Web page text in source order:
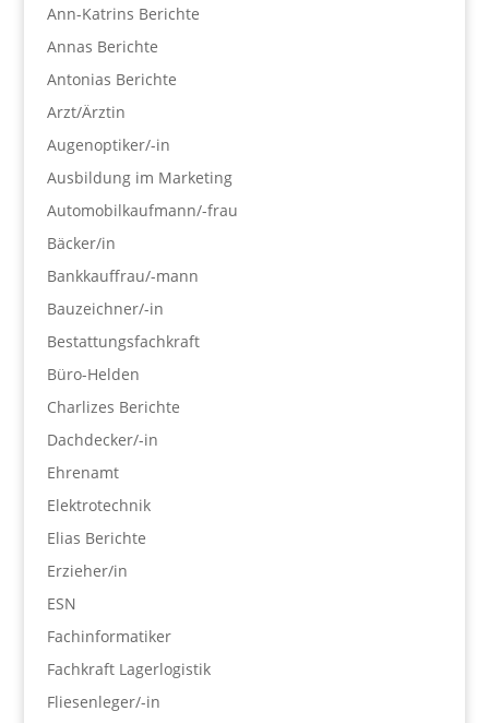
Ann-Katrins Berichte
Annas Berichte
Antonias Berichte
Arzt/Ärztin
Augenoptiker/-in
Ausbildung im Marketing
Automobilkaufmann/-frau
Bäcker/in
Bankkauffrau/-mann
Bauzeichner/-in
Bestattungsfachkraft
Büro-Helden
Charlizes Berichte
Dachdecker/-in
Ehrenamt
Elektrotechnik
Elias Berichte
Erzieher/in
ESN
Fachinformatiker
Fachkraft Lagerlogistik
Fliesenleger/-in